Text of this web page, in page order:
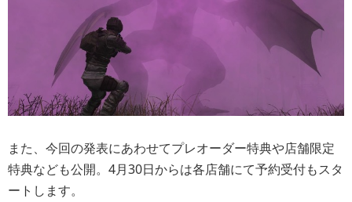
また、今回の発表にあわせてプレオーダー特典や店舗限定
特典なども公開。4月30日からは各店舗にて予約受付もスタ
ートします。